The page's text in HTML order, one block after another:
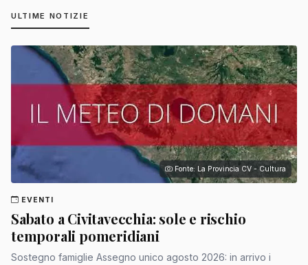
ULTIME NOTIZIE
Fonte: La Provincia CV - Cultura
EVENTI
Sabato a Civitavecchia: sole e rischio
temporali pomeridiani
Sostegno famiglie Assegno unico agosto 2026: in arrivo i